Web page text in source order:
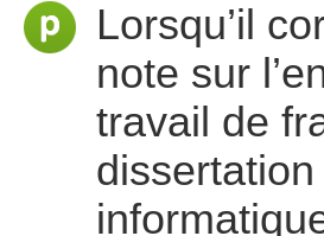
Lorsqu’il
note sur
travail de